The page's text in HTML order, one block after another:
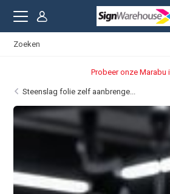
Strakke prijzen
Steenslag folie zelf aanbrenge...